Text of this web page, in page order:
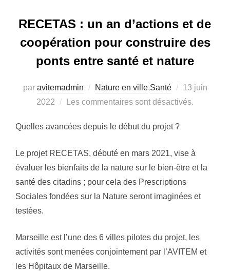
RECETAS : un an d’actions et de
coopération pour construire des
ponts entre santé et nature
par avitemadmin Nature en ville,Santé
Publié
le
13 juin
2022
Les commentaires sont désactivés.
Quelles avancées depuis le début du projet ?
Le projet RECETAS, débuté en mars 2021, vise à
évaluer les bienfaits de la nature sur le bien-être et la
santé des citadins ; pour cela des Prescriptions
Sociales fondées sur la Nature seront imaginées et
testées.
Marseille est l’une des 6 villes pilotes du projet, les
activités sont menées conjointement par l’AVITEM et
les Hôpitaux de Marseille.